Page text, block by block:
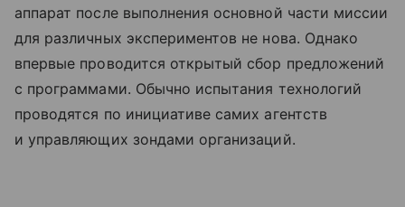
аппарат после выполнения основной части миссии
для различных экспериментов не нова. Однако
впервые проводится открытый сбор предложений
с программами. Обычно испытания технологий
проводятся по инициативе самих агентств
и управляющих зондами организаций.